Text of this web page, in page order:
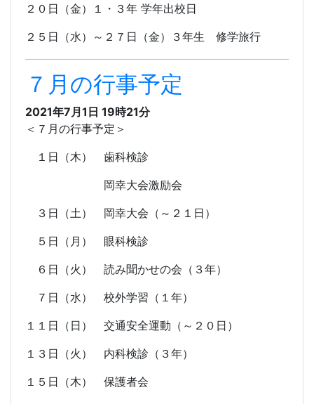
２０日（金）１・３年 学年出校日
２５日（水）～２７日（金）３年生 修学旅行
７月の行事予定
2021年7月1日 19時21分
＜７月の行事予定＞
１日（木） 歯科検診
岡幸大会激励会
３日（土） 岡幸大会（～２１日）
５日（月） 眼科検診
６日（火） 読み聞かせの会（３年）
７日（水） 校外学習（１年）
１１日（日） 交通安全運動（～２０日）
１３日（火） 内科検診（３年）
１５日（木） 保護者会